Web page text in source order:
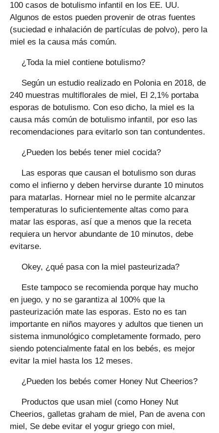
100 casos de botulismo infantil en los EE. UU.
Algunos de estos pueden provenir de otras fuentes
(suciedad e inhalación de partículas de polvo), pero la
miel es la causa más común.
¿Toda la miel contiene botulismo?
Según un estudio realizado en Polonia en 2018, de
240 muestras multiflorales de miel, El 2,1% portaba
esporas de botulismo. Con eso dicho, la miel es la
causa más común de botulismo infantil, por eso las
recomendaciones para evitarlo son tan contundentes.
¿Pueden los bebés tener miel cocida?
Las esporas que causan el botulismo son duras
como el infierno y deben hervirse durante 10 minutos
para matarlas. Hornear miel no le permite alcanzar
temperaturas lo suficientemente altas como para
matar las esporas, así que a menos que la receta
requiera un hervor abundante de 10 minutos, debe
evitarse.
Okey, ¿qué pasa con la miel pasteurizada?
Este tampoco se recomienda porque hay mucho
en juego, y no se garantiza al 100% que la
pasteurización mate las esporas. Esto no es tan
importante en niños mayores y adultos que tienen un
sistema inmunológico completamente formado, pero
siendo potencialmente fatal en los bebés, es mejor
evitar la miel hasta los 12 meses.
¿Pueden los bebés comer Honey Nut Cheerios?
Productos que usan miel (como Honey Nut
Cheerios, galletas graham de miel, Pan de avena con
miel, Se debe evitar el yogur griego con miel,